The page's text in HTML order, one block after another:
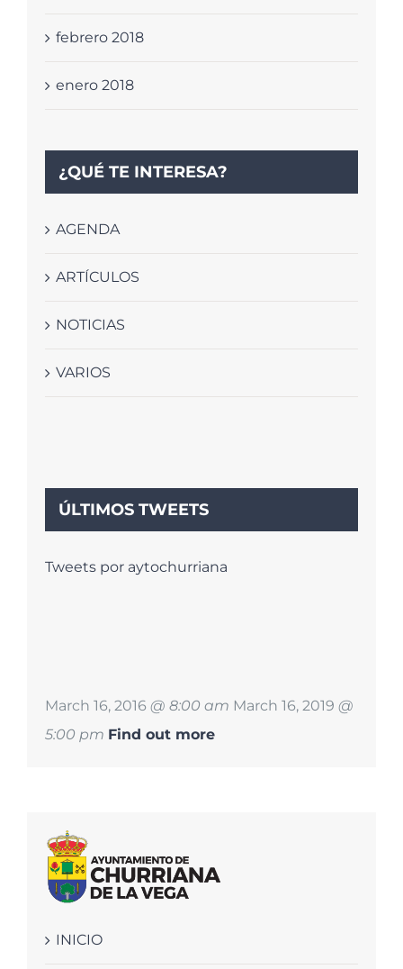
INICIO
febrero 2018
enero 2018
¿QUÉ TE INTERESA?
AGENDA
ARTÍCULOS
NOTICIAS
VARIOS
ÚLTIMOS TWEETS
Tweets por aytochurriana
March 16, 2016 @ 8:00 am March 16, 2019 @
5:00 pm Find out more